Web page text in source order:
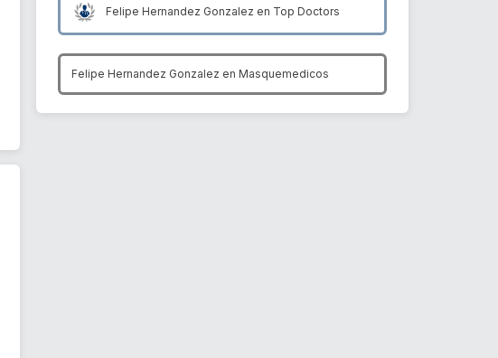
Felipe Hernandez Gonzalez en Top Doctors
Felipe Hernandez Gonzalez en Masquemedicos